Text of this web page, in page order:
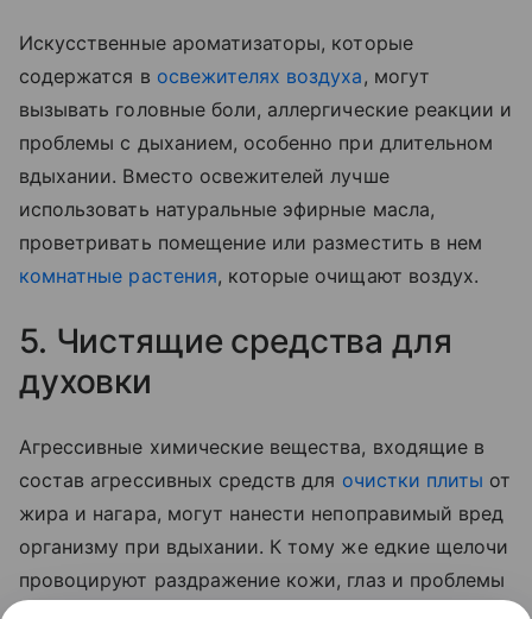
Искусственные ароматизаторы, которые
содержатся в освежителях воздуха, могут
вызывать головные боли, аллергические реакции и
проблемы с дыханием, особенно при длительном
вдыхании. Вместо освежителей лучше
использовать натуральные эфирные масла,
проветривать помещение или разместить в нем
комнатные растения, которые очищают воздух.
5. Чистящие средства для
духовки
Агрессивные химические вещества, входящие в
состав агрессивных средств для очистки плиты от
жира и нагара, могут нанести непоправимый вред
организму при вдыхании. К тому же едкие щелочи
провоцируют раздражение кожи, глаз и проблемы